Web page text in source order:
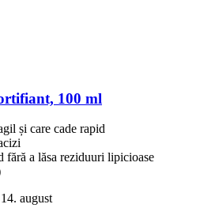
100 ml
și care cade rapid
fără a lăsa reziduuri lipicioase
august